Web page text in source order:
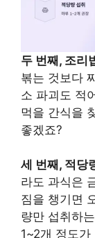
두 번째, 조리
볶는 것보다
소 파괴도 적
먹을 간식을
좋겠죠?
세 번째, 적당
라도 과식은
짐을 챙기면
량만 섭취하
1~2개 정도